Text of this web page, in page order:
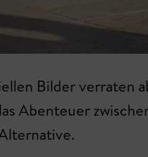
Bilder
Abenteuer